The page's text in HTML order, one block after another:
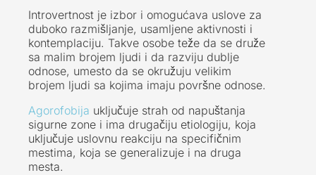
Introvertnost je izbor i omogućava uslove za
duboko razmišljanje, usamljene aktivnosti i
kontemplaciju. Takve osobe teže da se druže
sa malim brojem ljudi i da razviju dublje
odnose, umesto da se okružuju velikim
brojem ljudi sa kojima imaju površne odnose.
Agorofobija uključuje strah od napuštanja
sigurne zone i ima drugačiju etiologiju, koja
uključuje uslovnu reakciju na specifičnim
mestima, koja se generalizuje i na druga
mesta.